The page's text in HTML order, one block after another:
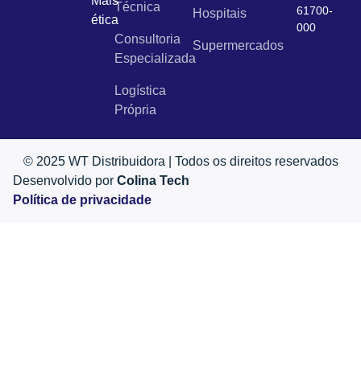
ética
Técnica
Consultoria
Especializada
Logística
Própria
Hospitais
Supermercados
61700-
000
© 2025 WT Distribuidora | Todos os direitos reservados
Desenvolvido por Colina Tech
Política de privacidade